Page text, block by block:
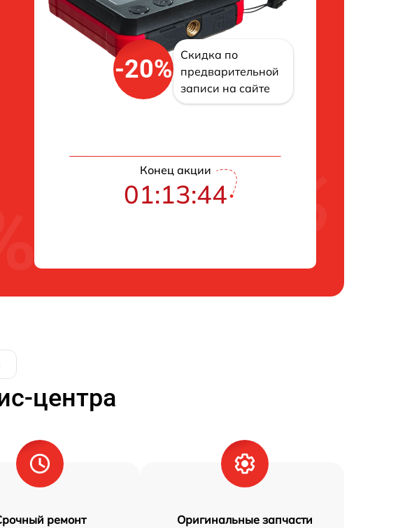
-20%
Скидка по
предварительной
записи на сайте
Конец акции
01:13:43
центра
ремонт Оригинальные запчасти